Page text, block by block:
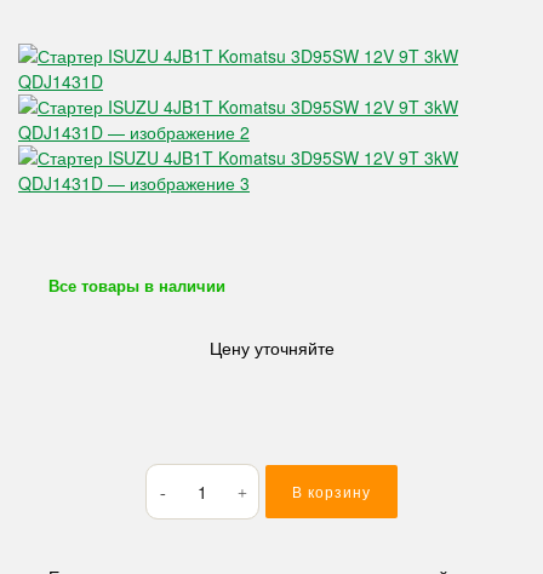
Все товары в наличии
Цену уточняйте
Количество
товара
Стартер
В корзину